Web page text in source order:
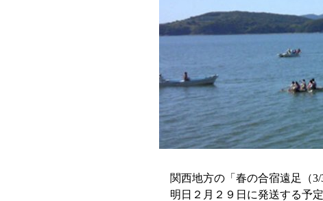
関西地方の「春の合宿遠足（3/
明日２月２９日に発送する予